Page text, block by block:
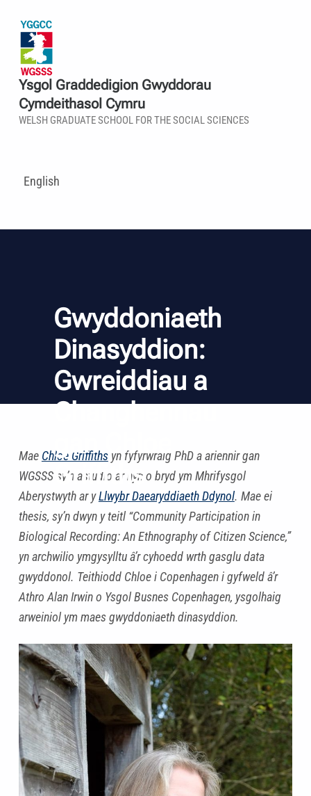
Ysgol Graddedigion Gwyddorau
Cymdeithasol Cymru
WELSH GRADUATE SCHOOL FOR THE SOCIAL SCIENCES
English
Gwyddoniaeth
Dinasyddion:
Gwreiddiau a
Changhennau
gan Chloe
Griffiths
Mae Chloe Griffithsyn fyfyrwraig PhD a ariennir gan
WGSSS sy’n astudio ar hyn o bryd ym Mhrifysgol
Aberystwyth ar yLlwybr Daearyddiaeth Ddynol. Mae ei
thesis, sy’n dwyn y teitl “Community Participation in
Biological Recording: An Ethnography of Citizen Science,”
yn archwilio ymgysylltu â’r cyhoedd wrth gasglu data
gwyddonol. Teithiodd Chloe i Copenhagen i gyfweld â’r
Athro Alan Irwin o Ysgol Busnes Copenhagen, ysgolhaig
arweiniol ym maes gwyddoniaeth dinasyddion.